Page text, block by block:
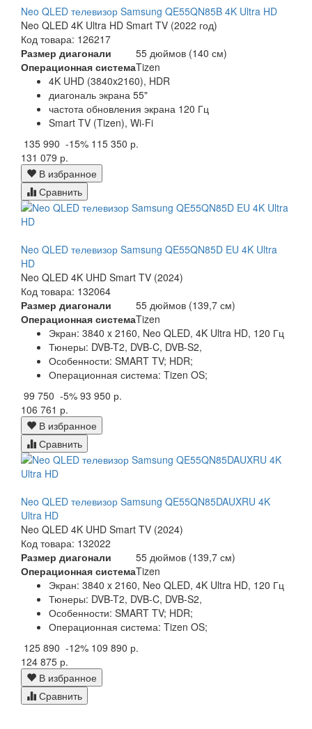
Neo QLED телевизор Samsung QE55QN85B 4K Ultra HD
Neo QLED 4K Ultra HD Smart TV (2022 год)
Код товара: 126217
Размер диагонали
55 дюймов (140 см)
Операционная системаTizen
4K UHD (3840x2160), HDR
диагональ экрана 55"
частота обновления экрана 120 Гц
Smart TV (Tizen), Wi-Fi
135 990 -15% 115 350 р.
131 079 р.
В избранное
Сравнить
Neo QLED телевизор Samsung QE55QN85D EU 4K Ultra
HD
Neo QLED 4K UHD Smart TV (2024)
Код товара: 132064
Размер диагонали
55 дюймов (139,7 см)
Операционная системаTizen
Экран: 3840 x 2160, Neo QLED, 4K Ultra HD, 120 Гц
Тюнеры: DVB-T2, DVB-C, DVB-S2,
Особенности: SMART TV; HDR;
Операционная система: Tizen OS;
99 750 -5% 93 950 р.
106 761 р.
В избранное
Сравнить
Neo QLED телевизор Samsung QE55QN85DAUXRU 4K
Ultra HD
Neo QLED 4K UHD Smart TV (2024)
Код товара: 132022
Размер диагонали
55 дюймов (139,7 см)
Операционная системаTizen
Экран: 3840 x 2160, Neo QLED, 4K Ultra HD, 120 Гц
Тюнеры: DVB-T2, DVB-C, DVB-S2,
Особенности: SMART TV; HDR;
Операционная система: Tizen OS;
125 890 -12% 109 890 р.
124 875 р.
В избранное
Сравнить